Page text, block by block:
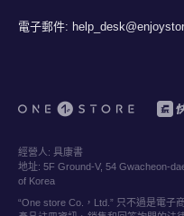
電子郵件:
經營人: 具康書
地址: 5F Ground-V, 54 Gwacheon-
of Korea
“One store Co.，Ltd.” 只不過是電子